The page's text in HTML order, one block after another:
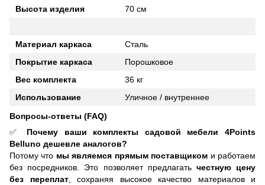
Высота изделия
70 см
Материал каркаса
Сталь
Покрытие каркаса
Порошковое
Вес комплекта
36 кг
Использование
Уличное / внутреннее
Вопросы-ответы (FAQ)
✅ Почему ваши комплекты садовой мебели 4Points
Belluno дешевле аналогов?
Потому что мы являемся прямым поставщиком и работаем
без посредников. Это позволяет предлагать честную цену
без переплат, сохраняя высокое качество материалов и